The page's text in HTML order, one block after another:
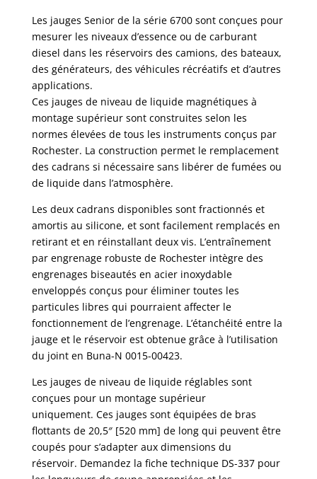
Les jauges Senior de la série 6700 sont conçues pour
mesurer les niveaux d’essence ou de carburant
diesel dans les réservoirs des camions, des bateaux,
des générateurs, des véhicules récréatifs et d’autres
applications.
Ces jauges de niveau de liquide magnétiques à
montage supérieur sont construites selon les
normes élevées de tous les instruments conçus par
Rochester. La construction permet le remplacement
des cadrans si nécessaire sans libérer de fumées ou
de liquide dans l’atmosphère.
Les deux cadrans disponibles sont fractionnés et
amortis au silicone, et sont facilement remplacés en
retirant et en réinstallant deux vis. L’entraînement
par engrenage robuste de Rochester intègre des
engrenages biseautés en acier inoxydable
enveloppés conçus pour éliminer toutes les
particules libres qui pourraient affecter le
fonctionnement de l’engrenage. L’étanchéité entre la
jauge et le réservoir est obtenue grâce à l’utilisation
du joint en Buna-N 0015-00423.
Les jauges de niveau de liquide réglables sont
conçues pour un montage supérieur
uniquement. Ces jauges sont équipées de bras
flottants de 20,5″ [520 mm] de long qui peuvent être
coupés pour s’adapter aux dimensions du
réservoir. Demandez la fiche technique DS-337 pour